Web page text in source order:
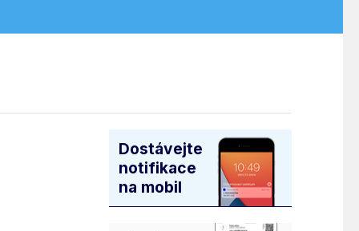
Dostávejte
notifikace
na mobil